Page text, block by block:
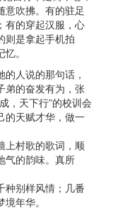
意吹拂。有的驻足
有的穿起汉服，心
则是拿起手机拍
。
人说的那句话，
弟的奋发有为，张
，天下行”的校训会
的天赋才华，做一
上村歌的歌词，顺
气的韵味。真所
种别样风情；几番
年华。